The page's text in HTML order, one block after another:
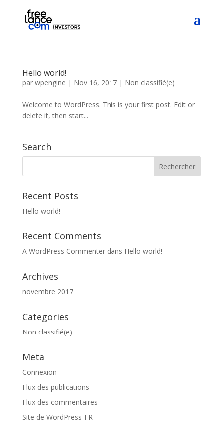
Hello world!
par wpengine | Nov 16, 2017| Non classifié(e)
Welcome to WordPress. This is your first post. Edit or
delete it, then start...
Search
Recent Posts
Hello world!
Recent Comments
A WordPress Commenterdans Hello world!
Archives
novembre 2017
Categories
Non classifié(e)
Meta
Connexion
Flux des publications
Flux des commentaires
Site de WordPress-FR